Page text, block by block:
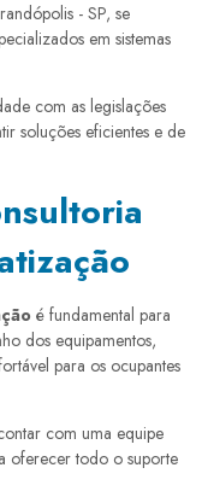
- SP, se
em sistemas
com as legislações
soluções eficientes e de
é fundamental para
dos equipamentos,
para os ocupantes
com uma equipe
oferecer todo o suporte